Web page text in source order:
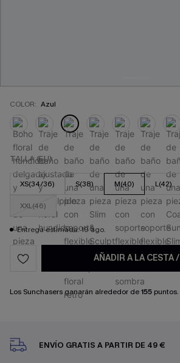
COLOR: Azul
TALLA (EU)
XS(34/36) S(38) M(40) L(42)
XXL(46)
Entrega estimada: 19 ago.
AÑADIR A LA CESTA/
Los Sunchasers ganarán alrededor de155 puntos.
ENVÍO GRATIS A PARTIR DE 49 €